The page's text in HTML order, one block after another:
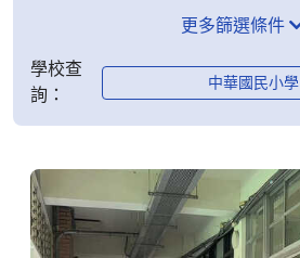
更多篩選條件
學校查
詢：
中華國民小學